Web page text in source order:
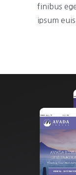
finibus
ipsum